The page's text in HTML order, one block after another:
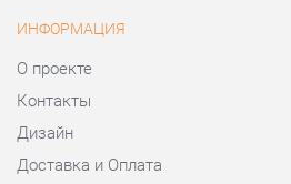
Политика
Гарантия
Помощь